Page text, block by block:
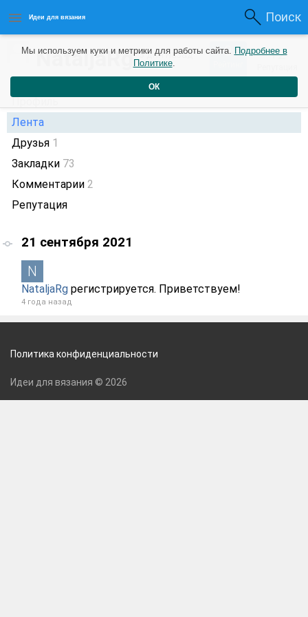
Идеи для вязания Поиск
NataljaRg3 дня назад 0 +2
Профиль
Лента
Друзья 1
Закладки 73
Комментарии 2
Репутация
21 сентября 2021
NataljaRg регистрируется. Приветствуем!
4 года назад
Мы используем куки и метрики для работы сайта. Подробнее в
Политике.
ОК
Политика конфиденциальности
Идеи для вязания © 2026